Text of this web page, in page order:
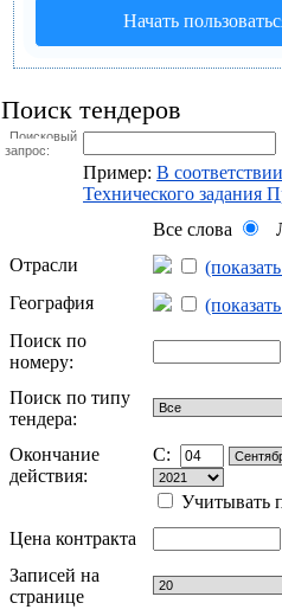
Начать
Поиск тендеров
Поисковый
запрос:
Пример: В
Технического задания
Все слова
Отрасли
География
Поиск по
номеру:
Поиск по типу
тендера:
Окончание
действия:
C:
Учитывать
Цена контракта
Записей на
странице